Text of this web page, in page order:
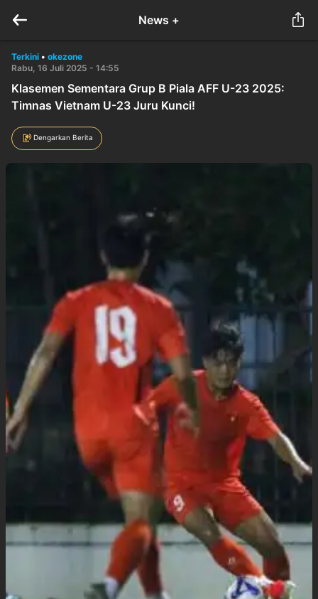
News +
Terkini • okezone
Rabu, 16 Juli 2025 - 14:55
Klasemen Sementara Grup B Piala AFF U-23 2025:
Timnas Vietnam U-23 Juru Kunci!
Dengarkan Berita